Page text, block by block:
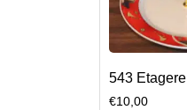
543 Etagere
€10,00